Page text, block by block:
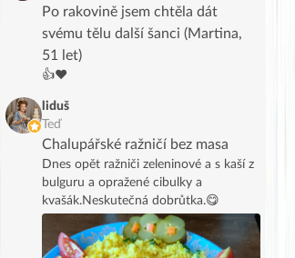
Po rakovině jsem chtěla dát
svému tělu další šanci (Martina,
51 let)
👍❤️
liduš
Teď
Chalupářské ražničí bez masa
Dnes opět ražniči zeleninové a s kaší z
bulguru a opražené cibulky a
kvašák.Neskutečná dobrůtka.😋